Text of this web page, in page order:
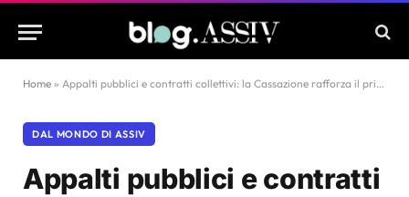
Home » Appalti pubblici e contratti collettivi: la Cassazione rafforza il principio di parità concorrenziale
DAL MONDO DI ASSIV
Appalti pubblici e contratti